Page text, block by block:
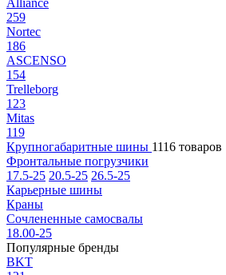
Alliance
259
Nortec
186
ASCENSO
154
Trelleborg
123
Mitas
119
Крупногабаритные шины 1116 товаров
Фронтальные погрузчики
17.5-25 20.5-25 26.5-25
Карьерные шины
Краны
Сочлененные самосвалы
18.00-25
Популярные бренды
BKT